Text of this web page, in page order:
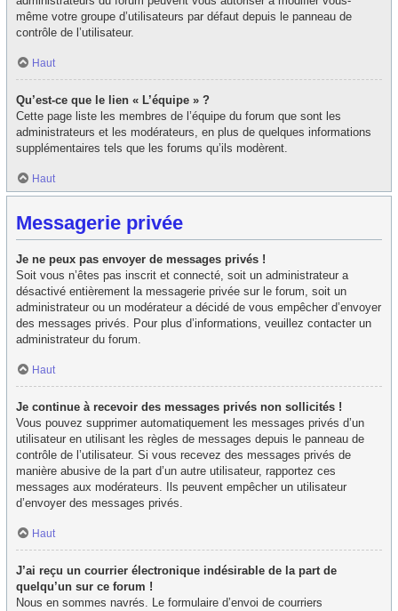
même votre groupe d’utilisateurs par défaut depuis le panneau de
contrôle de l’utilisateur.
Haut
Qu’est-ce que le lien « L’équipe » ?
Cette page liste les membres de l’équipe du forum que sont les
administrateurs et les modérateurs, en plus de quelques informations
supplémentaires tels que les forums qu’ils modèrent.
Haut
Messagerie privée
Je ne peux pas envoyer de messages privés !
Soit vous n’êtes pas inscrit et connecté, soit un administrateur a
désactivé entièrement la messagerie privée sur le forum, soit un
administrateur ou un modérateur a décidé de vous empêcher d’envoyer
des messages privés. Pour plus d’informations, veuillez contacter un
administrateur du forum.
Haut
Je continue à recevoir des messages privés non sollicités !
Vous pouvez supprimer automatiquement les messages privés d’un
utilisateur en utilisant les règles de messages depuis le panneau de
contrôle de l’utilisateur. Si vous recevez des messages privés de
manière abusive de la part d’un autre utilisateur, rapportez ces
messages aux modérateurs. Ils peuvent empêcher un utilisateur
d’envoyer des messages privés.
Haut
J’ai reçu un courrier électronique indésirable de la part de
quelqu’un sur ce forum !
Nous en sommes navrés. Le formulaire d’envoi de courriers